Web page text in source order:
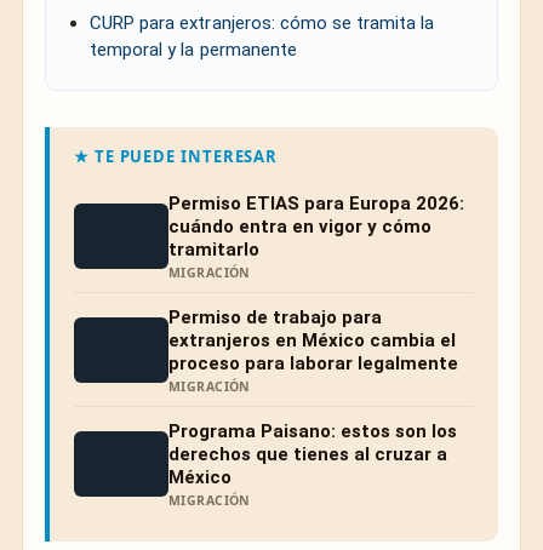
CURP para extranjeros: cómo se tramita la
temporal y la permanente
★ TE PUEDE INTERESAR
Permiso ETIAS para Europa 2026:
cuándo entra en vigor y cómo
tramitarlo
MIGRACIÓN
Permiso de trabajo para
extranjeros en México cambia el
proceso para laborar legalmente
MIGRACIÓN
Programa Paisano: estos son los
derechos que tienes al cruzar a
México
MIGRACIÓN